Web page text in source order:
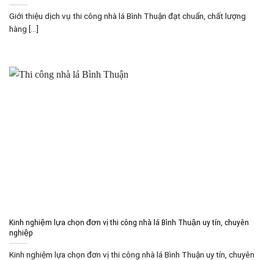
Giới thiệu dịch vụ thi công nhà lá Bình Thuận đạt chuẩn, chất lượng
hàng [...]
Kinh nghiệm lựa chọn đơn vị thi công nhà lá Bình Thuận uy tín, chuyên
nghiệp
Kinh nghiệm lựa chọn đơn vị thi công nhà lá Bình Thuận uy tín, chuyên